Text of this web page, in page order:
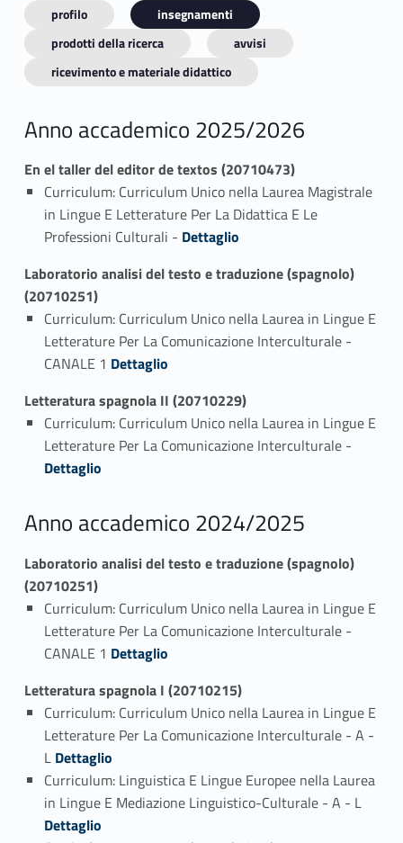
profilo
insegnamenti
prodotti della ricerca
avvisi
ricevimento e materiale didattico
Anno accademico 2025/2026
En el taller del editor de textos (20710473)
Curriculum: Curriculum Unico nella Laurea Magistrale
in Lingue E Letterature Per La Didattica E Le
Professioni Culturali - Link identifier #identifier_person_37628-1
Dettaglio
Laboratorio analisi del testo e traduzione (spagnolo)
(20710251)
Curriculum: Curriculum Unico nella Laurea in Lingue E
Letterature Per La Comunicazione Interculturale -
CANALE 1 Link identifier #identifier_person_15031-1
Dettaglio
Letteratura spagnola II (20710229)
Curriculum: Curriculum Unico nella Laurea in Lingue E
Letterature Per La Comunicazione Interculturale -
Dettaglio
Anno accademico 2024/2025
Laboratorio analisi del testo e traduzione (spagnolo)
(20710251)
Curriculum: Curriculum Unico nella Laurea in Lingue E
Letterature Per La Comunicazione Interculturale -
CANALE 1 Link identifier #identifier_person_172719-1
Dettaglio
Letteratura spagnola I (20710215)
Curriculum: Curriculum Unico nella Laurea in Lingue E
Letterature Per La Comunicazione Interculturale - A -
L Link identifier #identifier_person_16033-1
Dettaglio
Curriculum: Linguistica E Lingue Europee nella Laurea
in Lingue E Mediazione Linguistico-Culturale - A - L
Dettaglio